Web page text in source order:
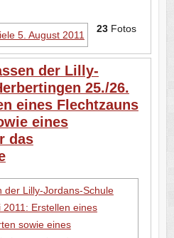
23Fotos
der Lilly-
25./26.
eines Flechtzauns
eines
das